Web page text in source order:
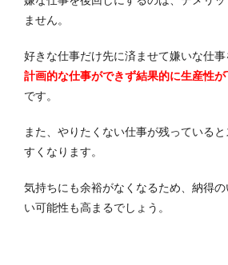
ません。
好きな仕事だけ先に済ませて嫌いな仕事
計画的な仕事ができず結果的に生産性が
です。
また、やりたくない仕事が残っている
すくなります。
気持ちにも余裕がなくなるため、納得
い可能性も高まるでしょう。